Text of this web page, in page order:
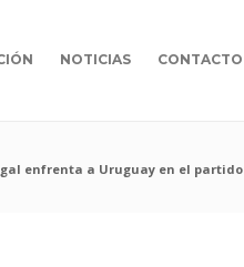
NOTICIAS CONTACTO
enfrenta a Uruguay en el